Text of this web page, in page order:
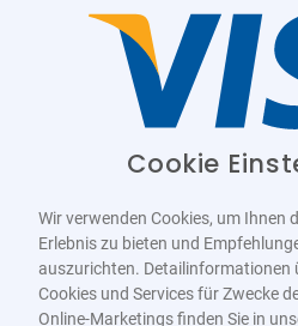
Cookie
Wir verwenden Cookies, um Ihnen
Erlebnis zu bieten und
auszurichten. Detailinformationen
Cookies und Services für Zwecke
Online-Marketings finden Sie in